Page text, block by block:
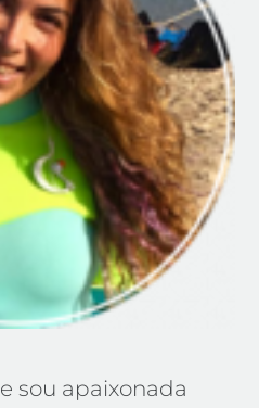
e sou apaixonada